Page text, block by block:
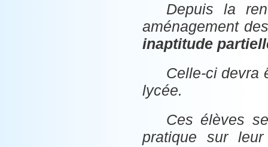
Depuis la
aménagement
inaptitude
Celle-ci devra
lycée.
Ces élèves
pratique sur